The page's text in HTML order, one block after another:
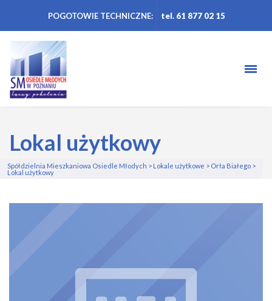
POGOTOWIE TECHNICZNE: tel. 61 877 02 15
Lokal użytkowy
Spółdzielnia Mieszkaniowa Osiedle Młodych > Lokale użytkowe > Orła Białego >
Lokal użytkowy